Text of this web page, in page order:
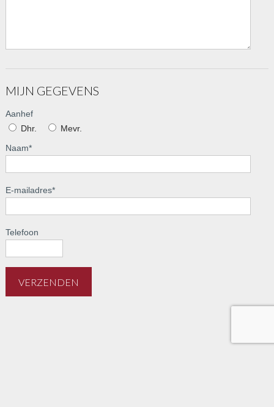
MIJN GEGEVENS
Aanhef
Dhr.
Mevr.
Naam*
E-mailadres*
Telefoon